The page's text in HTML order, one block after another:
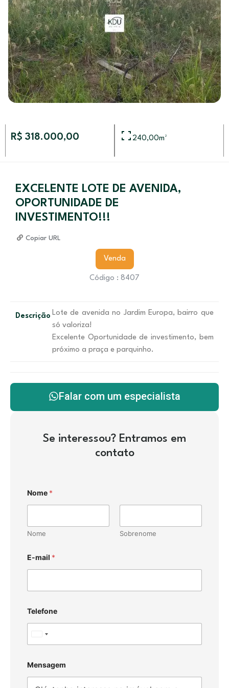
R$ 318.000,00 240,00m²
EXCELENTE LOTE DE AVENIDA,
OPORTUNIDADE DE
INVESTIMENTO!!!
Copiar URL
Venda
Código : 8407
Descrição Lote de avenida no Jardim Europa, bairro que
só valoriza!
Excelente Oportunidade de investimento, bem
próximo a praça e parquinho.
Falar com um especialista
Se interessou? Entramos em
contato
Nome *
Nome Sobrenome
E-mail *
Telefone
i
t
Mensagem